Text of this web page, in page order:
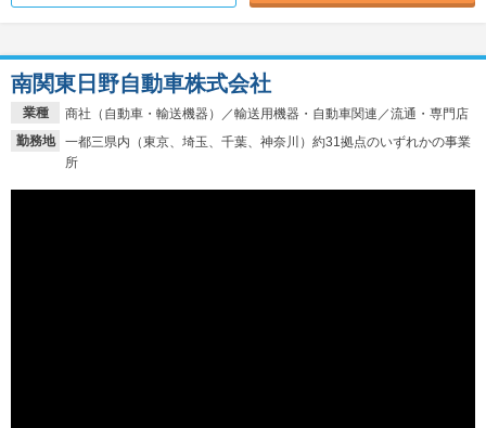
業種
商社（自動車・輸送機器）／輸送用機器・自動車関連／流通・専門店
勤務地
一都三県内（東京、埼玉、千葉、神奈川）約31拠点のいずれかの事業
所
南関東日野自動車株式会社